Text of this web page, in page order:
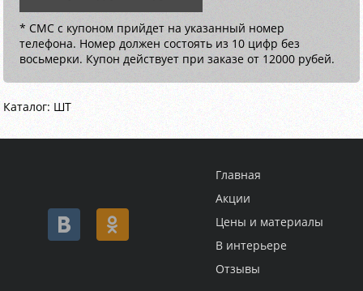
* СМС с купоном прийдет на указанный номер
телефона. Номер должен состоять из 10 цифр без
восьмерки. Купон действует при заказе от 12000 рубей.
Каталог: ШТ
Главная
Акции
Цены и материалы
В интерьере
Отзывы